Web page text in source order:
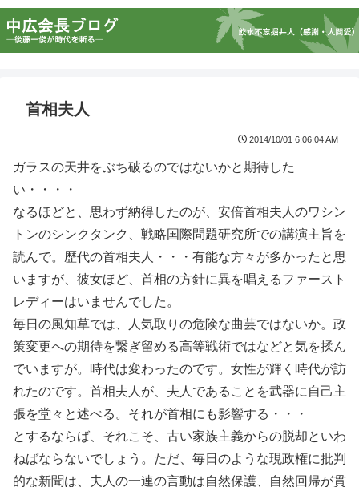
首相夫人
2014/10/01 6:06:04 AM
ガラスの天井をぶち破るのではないかと期待した
い・・・・
なるほどと、思わず納得したのが、安倍首相夫人のワシン
トンのシンクタンク、戦略国際問題研究所での講演主旨を
読んで。歴代の首相夫人・・・有能な方々が多かったと思
いますが、彼女ほど、首相の方針に異を唱えるファースト
レディーはいませんでした。
毎日の風知草では、人気取りの危険な曲芸ではないか。政
策変更への期待を繋ぎ留める高等戦術ではなどと気を揉ん
でいますが。時代は変わったのです。女性が輝く時代が訪
れたのです。首相夫人が、夫人であることを武器に自己主
張を堂々と述べる。それが首相にも影響する・・・
とするならば、それこそ、古い家族主義からの脱却といわ
ねばならないでしょう。ただ、毎日のような現政権に批判
的な新聞は、夫人の一連の言動は自然保護、自然回帰が貫